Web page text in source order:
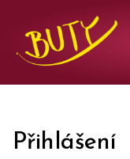
Přihlášení